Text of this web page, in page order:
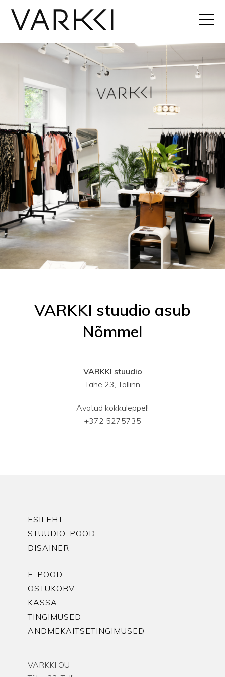
VARKKI stuudio asub
Nõmmel
VARKKI stuudio
Tähe 23, Tallinn
Avatud kokkuleppel!
+372 5275735
ESILEHT
STUUDIO-POOD
DISAINER
E-POOD
OSTUKORV
KASSA
TINGIMUSED
ANDMEKAITSETINGIMUSED
VARKKI OÜ